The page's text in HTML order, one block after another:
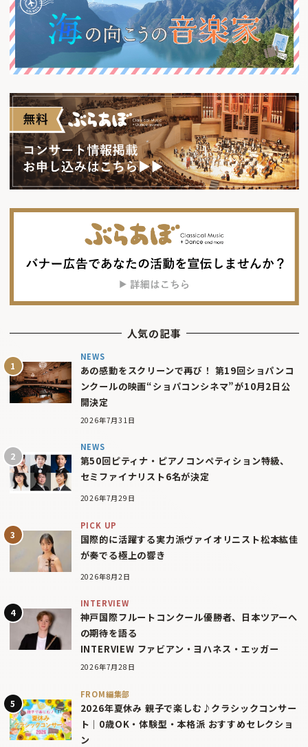
人気の記事
NEWS
あの感動をスクリーンで再び！ 第19回ショパンコ
ンクールの映画“ショパコンシネマ”が10月2日公
開決定
2026年7月31日
NEWS
第50回ピティナ・ピアノコンペティション特級、
セミファイナリスト6名が決定
2026年7月29日
PICK UP
国際的に活躍する実力派ヴァイオリニスト松本紘佳
が奏でる極上の響き
2026年8月2日
INTERVIEW
神戸国際フルートコンクール優勝者、日本ツアーへ
の期待を語る
INTERVIEW ファビアン・ヨハネス・エッガー
2026年7月28日
FROM編集部
2026年夏休み 親子で楽しむ♪クラシックコンサー
ト｜0歳OK・体験型・本格派 おすすめセレクショ
ン